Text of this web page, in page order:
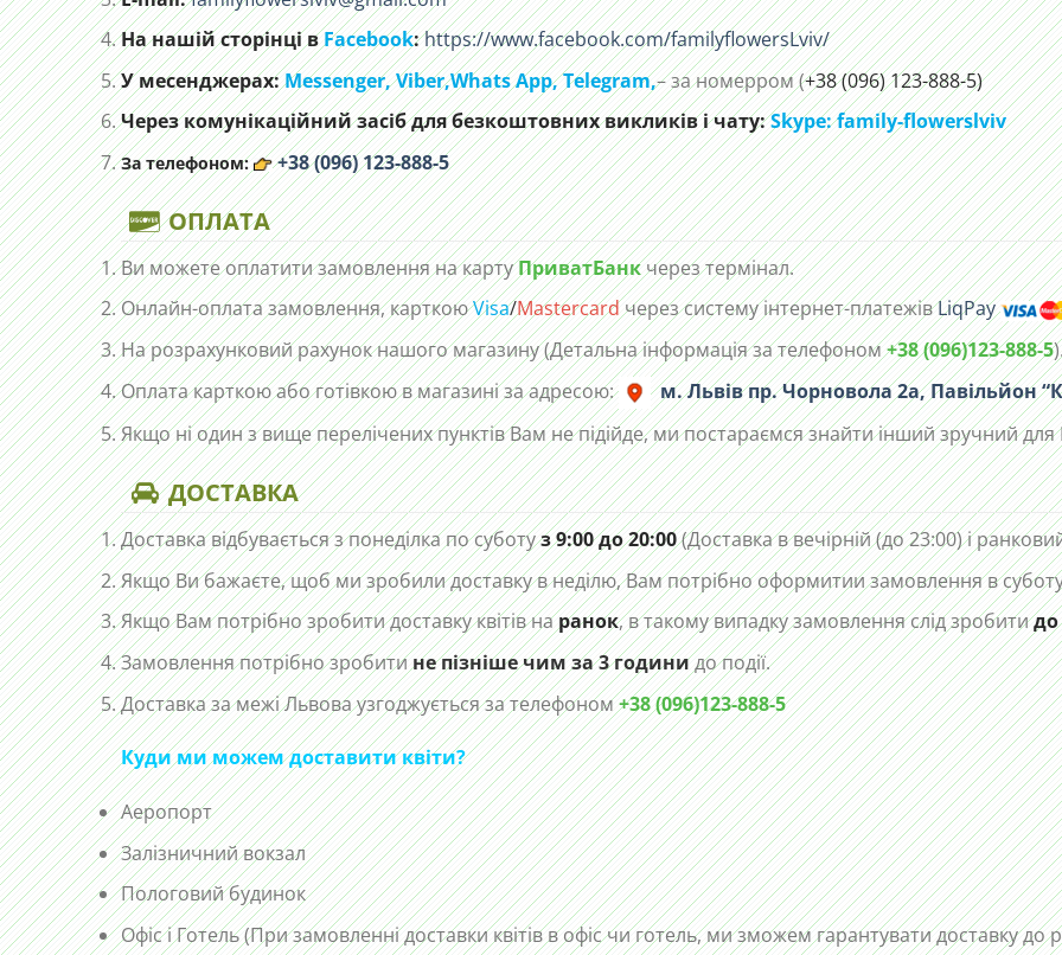
На нашій сторінці вFacebook:https://www.facebook.com/familyflowersLviv/
У месенджерах:Messenger,Viber,Whats App,Telegram,– за номерром (+38 (096) 123-888-5)
Через комунікаційний засіб для безкоштовних викликів і чату:Skype: family-flowerslviv
За телефоном: +38 (096) 123-888-5
ОПЛАТА
Ви можете оплатити замовлення на картуПриватБанкчерез термінал.
Онлайн-оплата замовлення, карткоюVisa/Mastercardчерез систему інтернет-платежівLiqPay
На розрахунковий рахунок нашого магазину (Детальна інформація за телефоном+38 (096)123-888-5
Оплата карткою або готівкою в магазині за адресою:
м. Львів пр. Чорновола 2а, Павільйон
Якщо ні один з вище перелічених пунктів Вам не підійде, ми постараємся знайти інший зручний для
ДОСТАВКА
Доставка відбувається з понеділка по суботуз 9:00 до 20:00(Доставка в вечірній (до 23:00) і
Якщо Ви бажаєте, щоб ми зробили доставку в неділю, Вам потрібно оформитии замовлення в
Якщо Вам потрібно зробити доставку квітів наранок, в такому випадку замовлення слід зробитидо
Замовлення потрібно зробитине пізніше чим за 3 годинидо події.
Доставка за межі Львова узгоджується за телефоном+38 (096)123-888-5
Куди ми можем доставити квіти?
Аеропорт
Залізничний вокзал
Пологовий будинок
Офіс і Готель (При замовленні доставки квітів в офіс чи готель, ми зможем гарантувати доставку до